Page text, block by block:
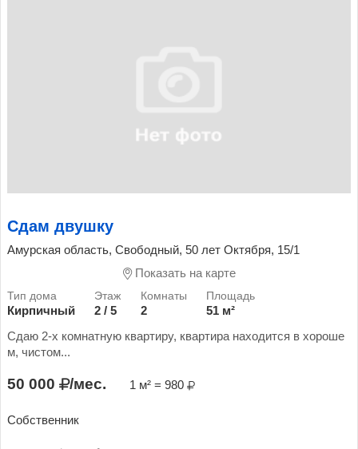
Сдам двушку
Амурская область, Свободный, 50 лет Октября, 15/1
Показать на карте
Кирпичный 2 / 5 2
51 м²
Сдаю 2-х комнатную квартиру, квартира находится в хороше
м, чистом...
50 000 /мес. 1 м² = 980
Собственник